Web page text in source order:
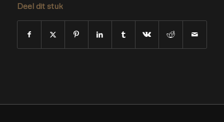
Deel dit stuk